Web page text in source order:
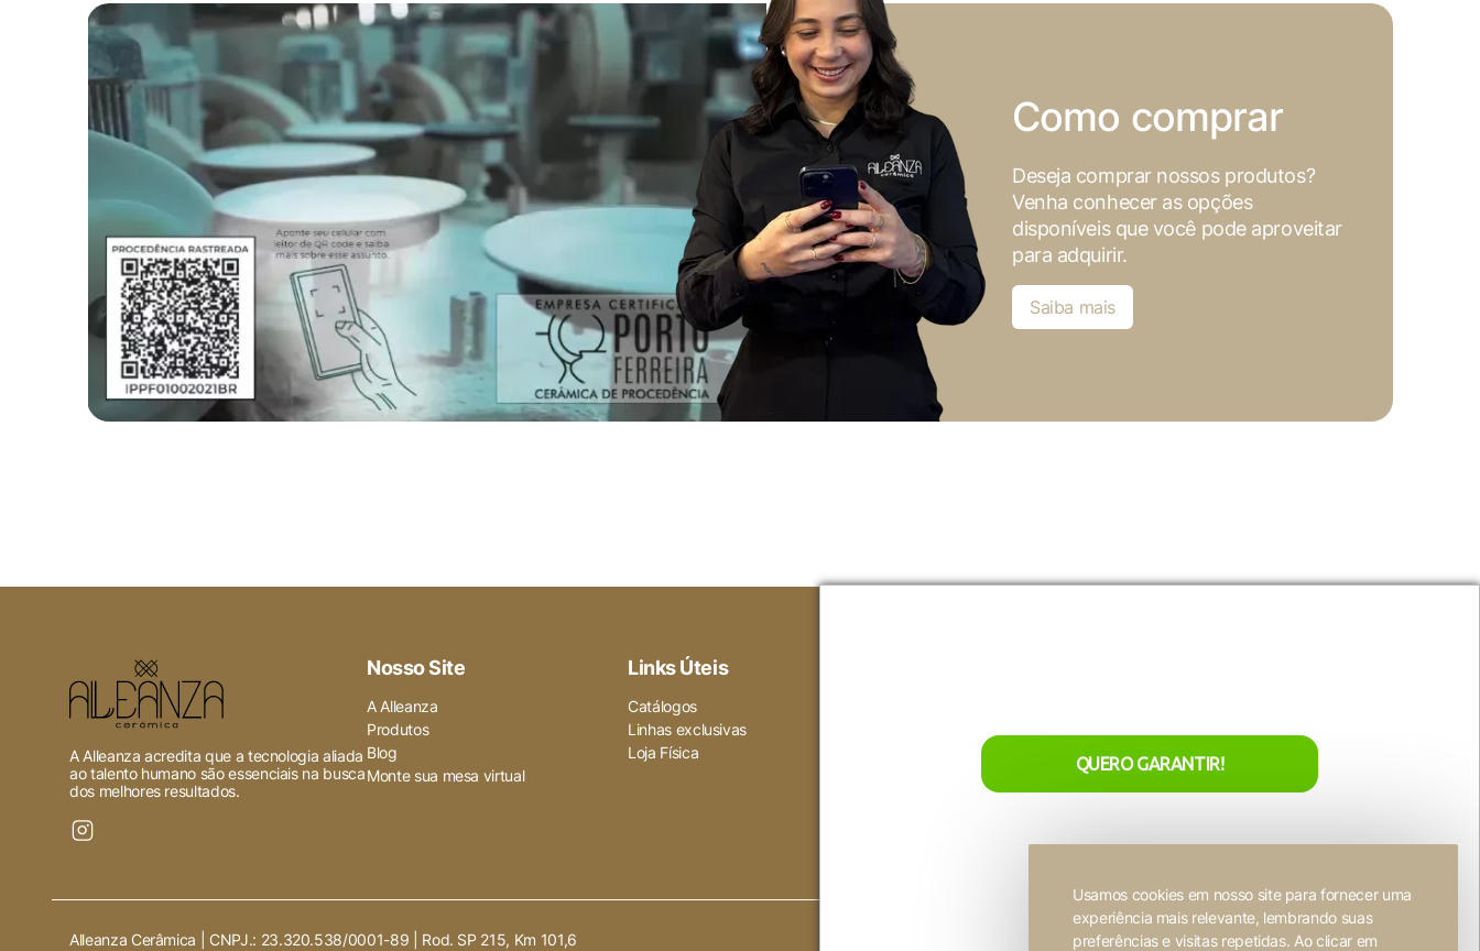
QUERO GARANTIR!
Pesquisar
Como comprar
Deseja comprar nossos produtos?
Venha conhecer as opções
disponíveis que você pode aproveitar
para adquirir.
Saiba mais
Este site usa cookies para melhorar sua experiência enquanto você navega pelo site. Destes cookies, os cookies que são
categorizados como necessários são armazenados no seu navegador, pois são essenciais para o funcionamento das
funcionalidades básicas do site. Também usamos cookies de terceiros que nos ajudam a analisar e entender como você usa
este site. Esses cookies serão armazenados em seu navegador apenas com o seu consentimento. Você também tem a opção
de cancelar esses cookies. Porém, a desativação de alguns desses cookies pode afetar sua experiência de navegação.
Cookies Necessários
Sempre ativado
Os cookies necessários são absolutamente essenciais para o funcionamento adequado do site. Esta categoria inclui
apenas cookies que garantem funcionalidades básicas e recursos de segurança do site. Esses cookies não armazenam
nenhuma informação pessoal.
Usamos cookies em nosso site para fornecer uma
experiência mais relevante, lembrando suas
preferências e visitas repetidas. Ao clicar em
A Alleanza acredita que a tecnologia aliada
ao talento humano são essenciais na busca
dos melhores resultados.
Nosso Site
A Alleanza
Produtos
Blog
Monte sua mesa virtual
Links Úteis
Catálogos
Linhas exclusivas
Loja Física
Termos de uso
Trabalhe conosco
Alleanza Cerâmica | CNPJ.: 23.320.538/0001-89 Rod. SP 215, Km 101,6 Desenvolvido porFW2 Propaganda ❤